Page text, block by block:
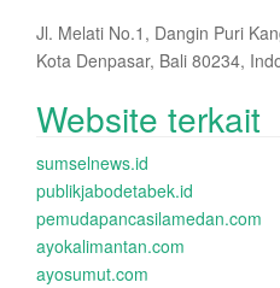
Jl. Melati No.1, Dangin Puri
Kota Denpasar, Bali 80234,
Website terkait
sumselnews.id
publikjabodetabek.id
pemudapancasilamedan.com
ayokalimantan.com
ayosumut.com